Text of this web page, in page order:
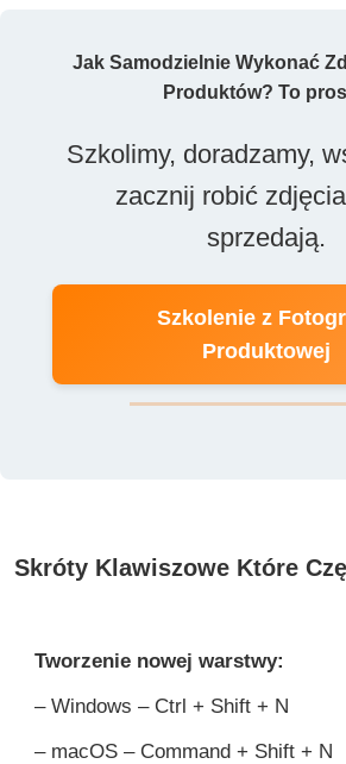
Jak Samodzielnie Wykonać
Produktów? To
Szkolimy, doradzamy,
zacznij robić
sprzedają.
Szkolenie z
Produktowej
Skróty Klawiszowe Które
Tworzenie nowej warstwy:
– Windows – Ctrl + Shift + N
– macOS – Command + Shift + N